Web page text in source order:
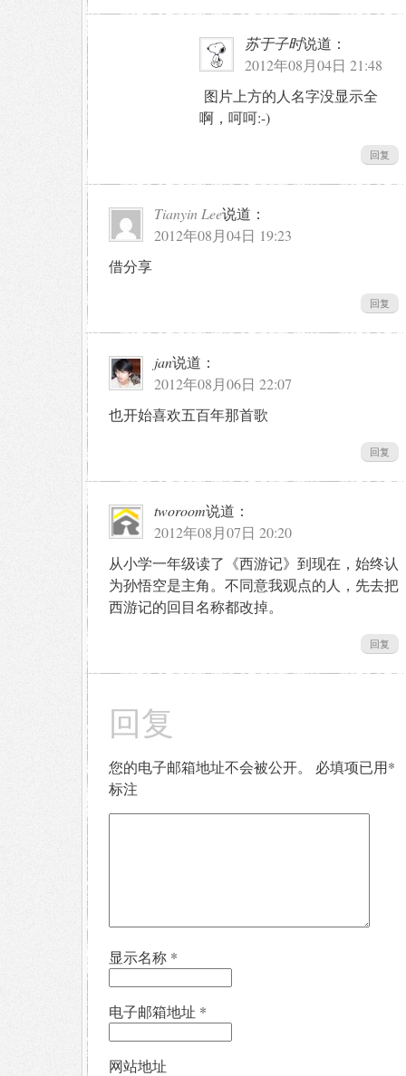
苏于子时说道：
2012年08月04日 21:48
图片上方的人名字没显示全
啊，呵呵:-)
回复
Tianyin Lee说道：
2012年08月04日 19:23
借分享
回复
jan说道：
2012年08月06日 22:07
也开始喜欢五百年那首歌
回复
tworoom说道：
2012年08月07日 20:20
从小学一年级读了《西游记》到现在，始终认
为孙悟空是主角。不同意我观点的人，先去把
西游记的回目名称都改掉。
回复
回复
您的电子邮箱地址不会被公开。 必填项已用*
标注
显示名称 *
电子邮箱地址 *
网站地址